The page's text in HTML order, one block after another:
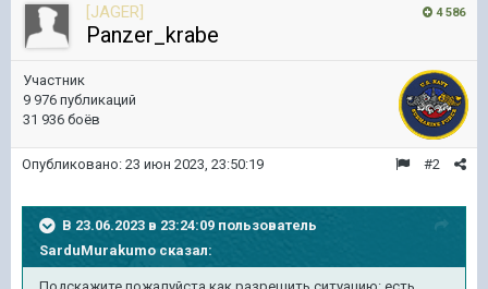
4 586
[JAGER]
Panzer_krabe
Участник
9 976 публикаций
31 936 боёв
#2
Опубликовано: 23 июн 2023, 23:50:19
В 23.06.2023 в 23:24:09 пользователь
SarduMurakumoсказал: